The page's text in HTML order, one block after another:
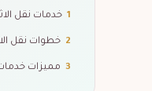
1 خدمات نقل
2 خطوات نقل
3 مميزات خدمات